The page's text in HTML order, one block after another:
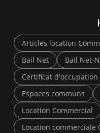
Articles location
Bail Net
Bail Net-
Certificat d'occupation
Espaces communs
Location Commercial
Location commerciale